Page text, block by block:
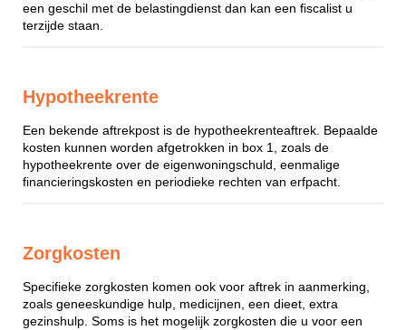
een geschil met de belastingdienst dan kan een fiscalist u
terzijde staan.
Hypotheekrente
Een bekende aftrekpost is de hypotheekrenteaftrek. Bepaalde
kosten kunnen worden afgetrokken in box 1, zoals de
hypotheekrente over de eigenwoningschuld, eenmalige
financieringskosten en periodieke rechten van erfpacht.
Zorgkosten
Specifieke zorgkosten komen ook voor aftrek in aanmerking,
zoals geneeskundige hulp, medicijnen, een dieet, extra
gezinshulp. Soms is het mogelijk zorgkosten die u voor een